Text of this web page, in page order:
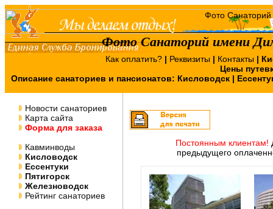
Фото Санаторий имени
Как оплатить? | Реквизиты | Контакты |
Цены
Описание санаториев и пансионатов: Кисловодск |
Новости санаториев
Карта сайта
Форма для заказа
Кавминводы
Кисловодск
Ессентуки
Пятигорск
Железноводск
Рейтинг санаториев
Постоянным клиентам!
предыдущего